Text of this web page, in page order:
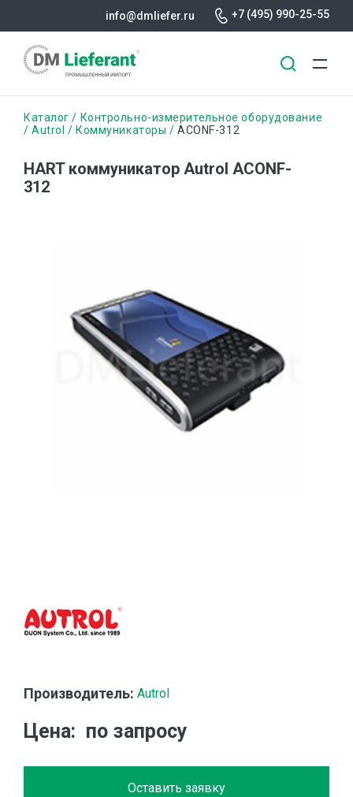
содержанию
info@dmliefer.ru +7 (495) 990-25-55
Строка
Каталог
Контрольно-измерительное оборудование
Autrol
Коммуникаторы ACONF-312
HART коммуникатор Autrol ACONF-
312
Производитель: Autrol
Цена по запросу
Оставить заявку